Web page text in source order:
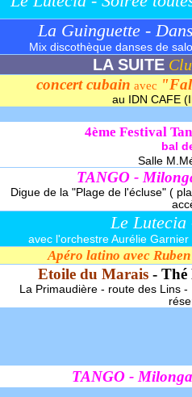
La Guinguette -
Mix discothèque danses de
LA SUITE
concert cubain avec
au IDN CAFE
4ème Festival
bal
Salle
TANGO -
Digue de la "Plage de l'écluse" (
Le Lutecia
avec l'orchestre Aurélie
Apéro latino avec Ruben
Etoile du Marais - Thé
La Primaudière - route des Lins
TANGO - Milonga